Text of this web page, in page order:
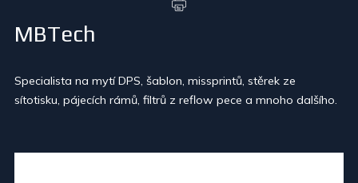
MBTech
Specialista na mytí DPS, šablon, missprintů, stěrek ze
sítotisku, pájecích rámů, filtrů z reflow pece a mnoho dalšího.